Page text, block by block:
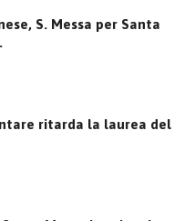
S. Messa per Santa
ritarda la laurea del